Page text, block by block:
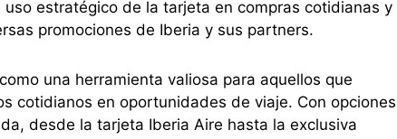
estratégico de la tarjeta en compras cotidianas y
promociones de Iberia y sus partners.
una herramienta valiosa para aquellos que
cotidianos en oportunidades de viaje. Con opciones
desde la tarjeta Iberia Aire hasta la exclusiva